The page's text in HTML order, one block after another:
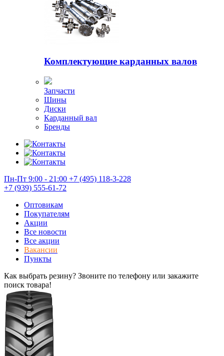
Комплектующие карданных валов
Запчасти
Шины
Диски
Карданный вал
Бренды
Пн-Пт 9:00 - 21:00 +7 (495) 118-3-228
+7 (939) 555-61-72
Оптовикам
Покупателям
Акции
Все новости
Все акции
Вакансии
Пункты
Как выбрать резину? Звоните по телефону или закажите
поиск товара!